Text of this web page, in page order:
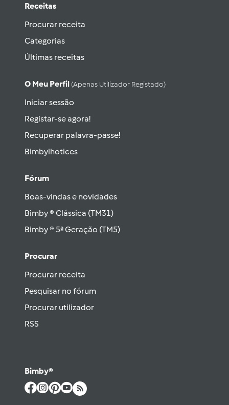
Receitas
Procurar receita
Categorias
Últimas receitas
O Meu Perfil (apenas Utilizador Registado)
Iniciar sessão
Registar-se agora!
Recuperar palavra-passe!
Bimbylhotices
Fórum
Boas-vindas e novidades
Bimby ® Clássica (TM31)
Bimby ® 5ª Geração (TM5)
Procurar
Procurar receita
Pesquisar no fórum
Procurar utilizador
RSS
Bimby®